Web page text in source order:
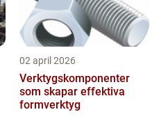
02 april 2026
Verktygskomponenter
som skapar effektiva
formverktyg